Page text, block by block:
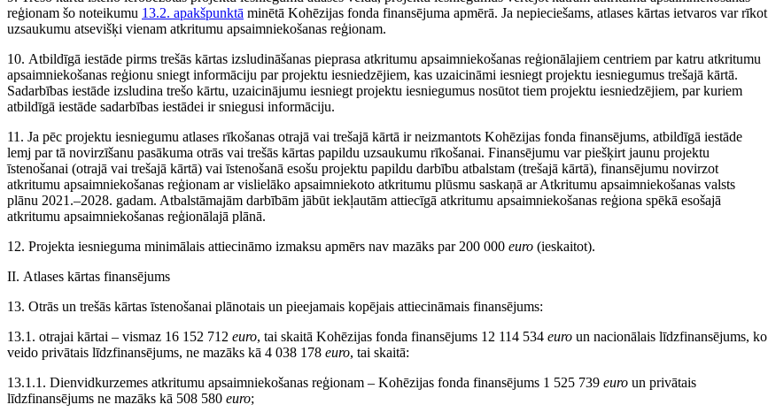
reģionam šo noteikumu 13.2. apakšpunktā minētā Kohēzijas fonda finansējuma apmērā. Ja nepieciešams, atlases kārtas ietvaros var rīkot
uzsaukumu atsevišķi vienam atkritumu apsaimniekošanas reģionam.
10. Atbildīgā iestāde pirms trešās kārtas izsludināšanas pieprasa atkritumu apsaimniekošanas reģionālajiem centriem par katru atkritumu
apsaimniekošanas reģionu sniegt informāciju par projektu iesniedzējiem, kas uzaicināmi iesniegt projektu iesniegumus trešajā kārtā.
Sadarbības iestāde izsludina trešo kārtu, uzaicinājumu iesniegt projektu iesniegumus nosūtot tiem projektu iesniedzējiem, par kuriem
atbildīgā iestāde sadarbības iestādei ir sniegusi informāciju.
11. Ja pēc projektu iesniegumu atlases rīkošanas otrajā vai trešajā kārtā ir neizmantots Kohēzijas fonda finansējums, atbildīgā iestāde
lemj par tā novirzīšanu pasākuma otrās vai trešās kārtas papildu uzsaukumu rīkošanai. Finansējumu var piešķirt jaunu projektu
īstenošanai (otrajā vai trešajā kārtā) vai īstenošanā esošu projektu papildu darbību atbalstam (trešajā kārtā), finansējumu novirzot
atkritumu apsaimniekošanas reģionam ar vislielāko apsaimniekoto atkritumu plūsmu saskaņā ar Atkritumu apsaimniekošanas valsts
plānu 2021.–2028. gadam. Atbalstāmajām darbībām jābūt iekļautām attiecīgā atkritumu apsaimniekošanas reģiona spēkā esošajā
atkritumu apsaimniekošanas reģionālajā plānā.
12. Projekta iesnieguma minimālais attiecināmo izmaksu apmērs nav mazāks par 200 000 euro (ieskaitot).
II. Atlases kārtas finansējums
13. Otrās un trešās kārtas īstenošanai plānotais un pieejamais kopējais attiecināmais finansējums:
13.1. otrajai kārtai – vismaz 16 152 712 euro, tai skaitā Kohēzijas fonda finansējums 12 114 534 euro un nacionālais līdzfinansējums, ko
veido privātais līdzfinansējums, ne mazāks kā 4 038 178 euro, tai skaitā:
13.1.1. Dienvidkurzemes atkritumu apsaimniekošanas reģionam – Kohēzijas fonda finansējums 1 525 739 euro un privātais
līdzfinansējums ne mazāks kā 508 580 euro;